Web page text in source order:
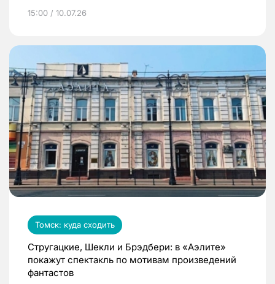
15:00 / 10.07.26
Томск: куда сходить
Стругацкие, Шекли и Брэдбери: в «Аэлите»
покажут спектакль по мотивам произведений
фантастов